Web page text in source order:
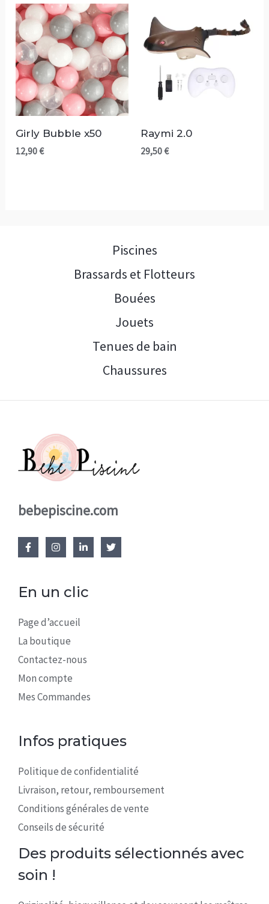
Girly Bubble x50
12,90€
Raymi 2.0
29,50€
Piscines
Brassards et Flotteurs
Bouées
Jouets
Tenues de bain
Chaussures
bebepiscine.com
En un clic
Page d’accueil
La boutique
Contactez-nous
Mon compte
Mes Commandes
Infos pratiques
Politique de confidentialité
Livraison, retour, remboursement
Conditions générales de vente
Conseils de sécurité
Des produits sélectionnés avec
soin !